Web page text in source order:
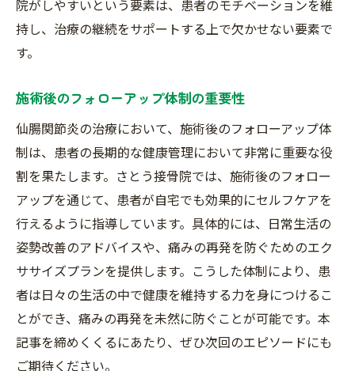
院がしやすいという要素は、患者のモチベーションを維
持し、治療の継続をサポートする上で欠かせない要素で
す。
施術後のフォローアップ体制の重要性
仙腸関節炎の治療において、施術後のフォローアップ体
制は、患者の長期的な健康管理において非常に重要な役
割を果たします。さとう接骨院では、施術後のフォロー
アップを通じて、患者が自宅でも効果的にセルフケアを
行えるように指導しています。具体的には、日常生活の
姿勢改善のアドバイスや、痛みの再発を防ぐためのエク
ササイズプランを提供します。こうした体制により、患
者は日々の生活の中で健康を維持する力を身につけるこ
とができ、痛みの再発を未然に防ぐことが可能です。本
記事を締めくくるにあたり、ぜひ次回のエピソードにも
ご期待ください。